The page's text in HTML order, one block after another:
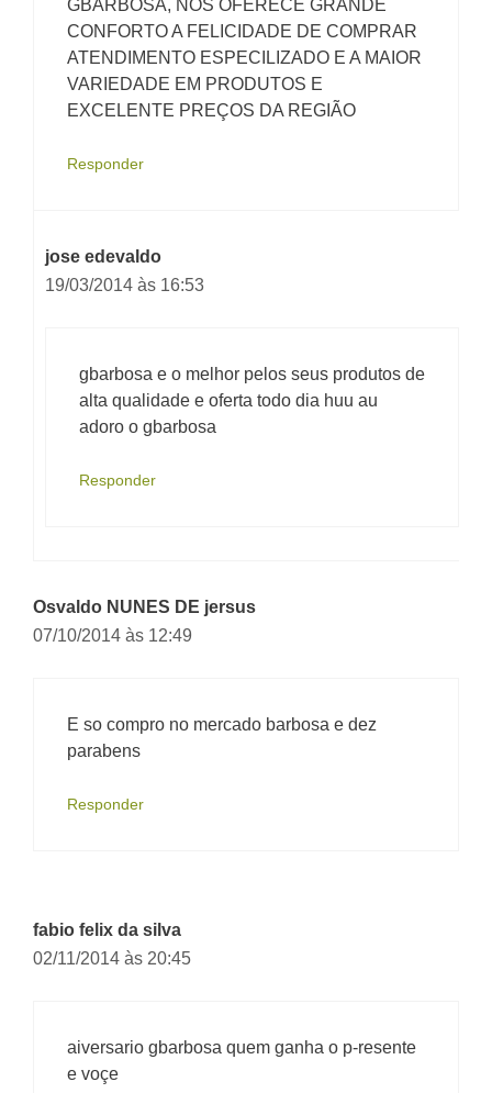
GBARBOSA, NOS OFERECE GRANDE
CONFORTO A FELICIDADE DE COMPRAR
ATENDIMENTO ESPECILIZADO E A MAIOR
VARIEDADE EM PRODUTOS E
EXCELENTE PREÇOS DA REGIÃO
Responder
jose edevaldo
19/03/2014 às 16:53
gbarbosa e o melhor pelos seus produtos de
alta qualidade e oferta todo dia huu au
adoro o gbarbosa
Responder
Osvaldo NUNES DE jersus
07/10/2014 às 12:49
E so compro no mercado barbosa e dez
parabens
Responder
fabio felix da silva
02/11/2014 às 20:45
aiversario gbarbosa quem ganha o p-resente
e voçe